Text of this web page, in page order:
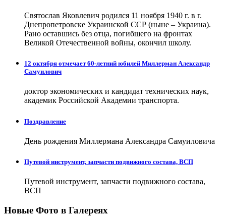
Святослав Яковлевич родился 11 ноября 1940 г. в г.
Днепропетровске Украинской ССР (ныне – Украина).
Рано оставшись без отца, погибшего на фронтах
Великой Отечественной войны, окончил школу.
12 октября отмечает 60-летний юбилей Миллерман Александр
Самуилович
доктор экономических и кандидат технических наук,
академик Российской Академии транспорта.
Поздравление
День рождения Миллермана Александра Самуиловича
Путевой инструмент, запчасти подвижного состава, ВСП
Путевой инструмент, запчасти подвижного состава,
ВСП
Новые Фото в Галереях